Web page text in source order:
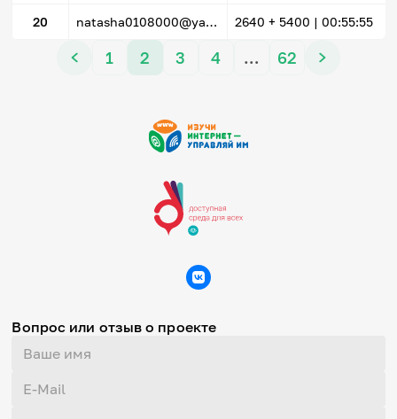
20 natasha0108000@yandex.ru 2640 + 5400 | 00:55:55
1 2 3 4 … 62
Вопрос или отзыв о проекте